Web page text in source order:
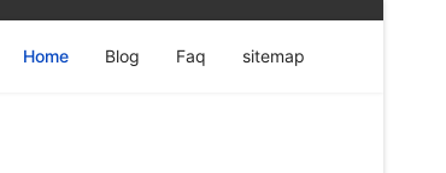
Home Blog Faq sitemap